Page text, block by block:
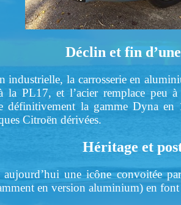
Déclin et fin
industrielle, la carrosserie en
la PL17, et l’acier remplace peu
définitivement la gamme Dyna
Citroën dérivées.
Héritage et
une icône convoitée
en version aluminium) en